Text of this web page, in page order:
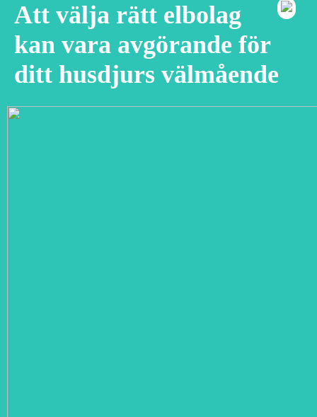
Att välja rätt elbolag
kan vara avgörande för
ditt husdjurs välmående